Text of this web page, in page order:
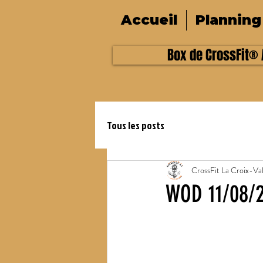
Accueil Planning
Box de CrossFit®
Tous les posts
WOD 11/08/
CrossFit La Croix-